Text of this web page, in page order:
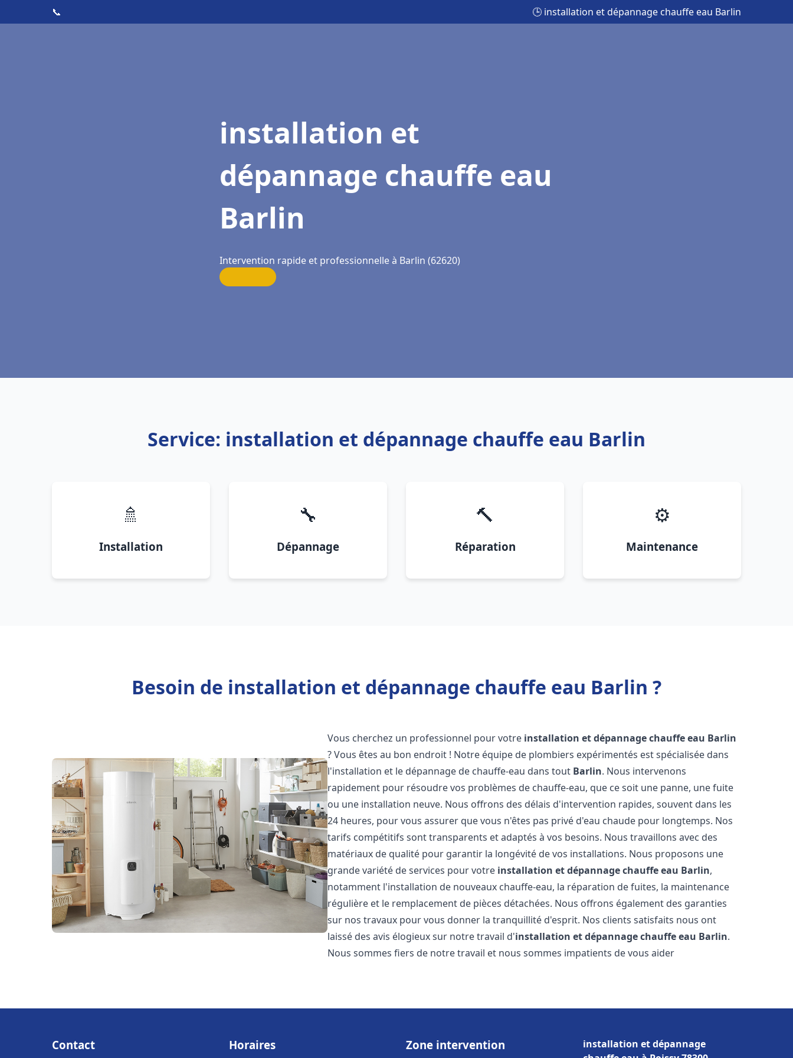
📞 🕒 installation et dépannage chauffe eau Barlin
installation et
dépannage chauffe eau
Barlin
Intervention rapide et professionnelle à Barlin (62620)
Service: installation et dépannage chauffe eau Barlin
🚿
Installation
🔧
Dépannage
🔨
Réparation
⚙️
Maintenance
Besoin de installation et dépannage chauffe eau Barlin ?
Vous cherchez un professionnel pour votre installation et dépannage chauffe eau Barlin
? Vous êtes au bon endroit ! Notre équipe de plombiers expérimentés est spécialisée dans
l'installation et le dépannage de chauffe-eau dans tout Barlin. Nous intervenons
rapidement pour résoudre vos problèmes de chauffe-eau, que ce soit une panne, une fuite
ou une installation neuve. Nous offrons des délais d'intervention rapides, souvent dans les
24 heures, pour vous assurer que vous n'êtes pas privé d'eau chaude pour longtemps. Nos
tarifs compétitifs sont transparents et adaptés à vos besoins. Nous travaillons avec des
matériaux de qualité pour garantir la longévité de vos installations. Nous proposons une
grande variété de services pour votre installation et dépannage chauffe eau Barlin,
notamment l'installation de nouveaux chauffe-eau, la réparation de fuites, la maintenance
régulière et le remplacement de pièces détachées. Nous offrons également des garanties
sur nos travaux pour vous donner la tranquillité d'esprit. Nos clients satisfaits nous ont
laissé des avis élogieux sur notre travail d'installation et dépannage chauffe eau Barlin.
Nous sommes fiers de notre travail et nous sommes impatients de vous aider
Contact Horaires Zone intervention
installation et dépannage